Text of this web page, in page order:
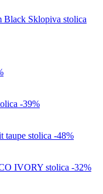
-39%
-48%
-32%